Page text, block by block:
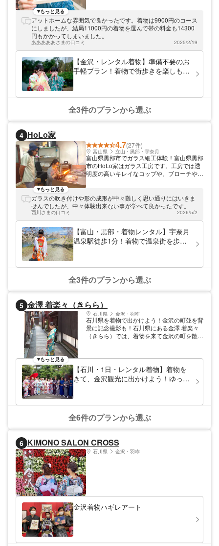
大人気。着付けも当店にすべておまかせくだ
さい。当店では、苦しくない着付けをしてお
りますので、ゆったりとした気分で観光をお
楽しみいただけます。きものが似合うまち金
沢で、素敵な時間を過ごしてくださいね。
もっと見る
アットホームな雰囲気で良かったです。着物は9900円のコース
にしましたが、結局11000円の着物を選んで帯の料金も14300
円もかかってしまいました。
あああああさまの口コミ 2025/2/19
【金沢・レンタル着物】準備不要のお
手軽プラン！着物で街歩きを楽しも
全3件のプランから選ぶ
4 HoLo家
4.7(27件)
富山県 立山・黒部・宇奈月
富山県黒部市でガラス細工体験！富山県黒部
市のHoLo家はガラス工房です。工房では透
明度の高いキレイなコップや、ブローチやペ
もう！
もっと見る
ガラスの吹き付けや形の成形が中々難しく思い通りにはいきま
せんでしたが、中々体験出来ない事が学べて良かったです。
西川さまの口コミ 2026/5/2
【富山・黒部・着物レンタル】宇奈月
温泉駅徒歩1分！着物で温泉街を歩こ
全3件のプランから選ぶ
5 金澤 着楽々（きらら）
石川県 金沢・羽咋
石川県を着物で出かけよう！金沢の町並を背
景に記念撮影も！石川県にある金澤 着楽々
（きらら）では、着物を来て金沢の町を散策
て、ホテルのフロントに預けるだけ！着付け
もできるので、初めての方も着物を楽しめま
す。
もっと見る
【石川・1日・レンタル着物】着物を
きて、金沢観光に出かけよう！ゆっく
全6件のプランから選ぶ
6 KIMONO SALON CROSS
石川県 金沢・羽咋
金沢着物ハギレアート